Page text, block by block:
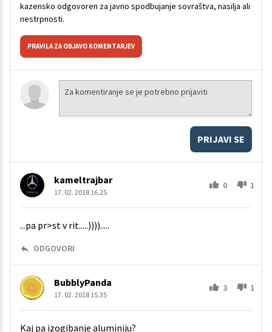
kazensko odgovoren za javno spodbujanje sovraštva, nasilja ali
nestrpnosti.
PRAVILA ZA OBJAVO KOMENTARJEV
PRIJAVI SE
kameltrajbar
17. 02. 2018 16.25
0 1
...pa pr>st v rit.....)))).....
ODGOVORI
BubblyPanda
17. 02. 2018 15.35
3 1
Kaj pa izogibanje aluminiju?